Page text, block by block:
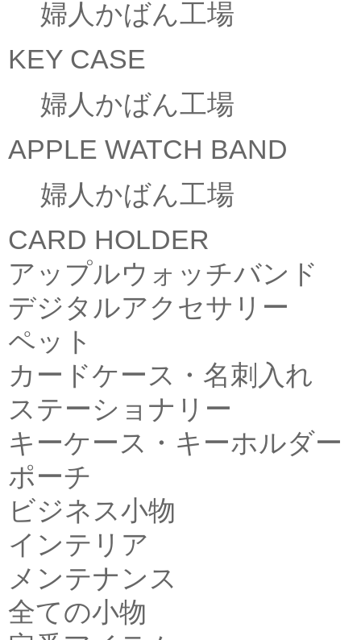
婦人かばん工場
KEY CASE
婦人かばん工場
APPLE WATCH BAND
婦人かばん工場
CARD HOLDER
アップルウォッチバンド
デジタルアクセサリー
ペット
カードケース・名刺入れ
ステーショナリー
キーケース・キーホルダー
ポーチ
ビジネス小物
インテリア
メンテナンス
全ての小物